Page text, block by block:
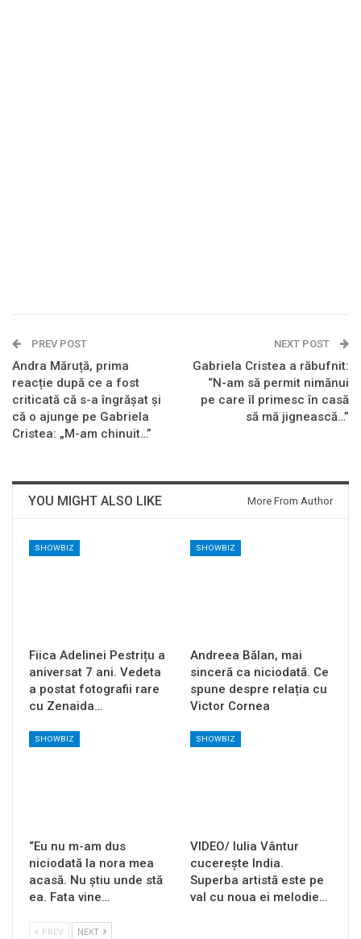
PREV POST
Andra Măruță, prima
reacție după ce a fost
criticată că s-a îngrășat și
că o ajunge pe Gabriela
Cristea: „M-am chinuit…”
NEXT POST
Gabriela Cristea a răbufnit:
“N-am să permit nimănui
pe care îl primesc în casă
să mă jignească…”
YOU MIGHT ALSO LIKE More From Author
SHOWBIZ
Fiica Adelinei Pestrițu a
aniversat 7 ani. Vedeta
a postat fotografii rare
cu Zenaida…
SHOWBIZ
Andreea Bălan, mai
sinceră ca niciodată. Ce
spune despre relația cu
Victor Cornea
SHOWBIZ
“Eu nu m-am dus
niciodată la nora mea
acasă. Nu știu unde stă
ea. Fata vine…
SHOWBIZ
VIDEO/ Iulia Vântur
cucerește India.
Superba artistă este pe
val cu noua ei melodie…
PREV NEXT